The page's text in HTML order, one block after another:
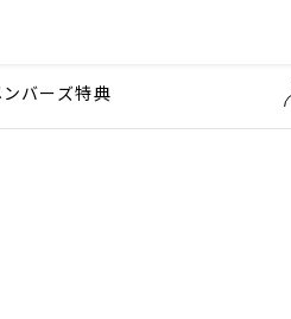
ンバーズ特典